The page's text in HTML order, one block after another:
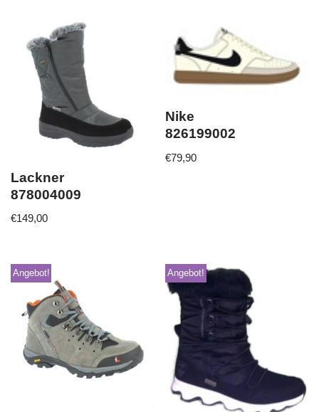
Lackner
878004009
€149,00
Nike
826199002
€79,90
Angebot! Angebot!